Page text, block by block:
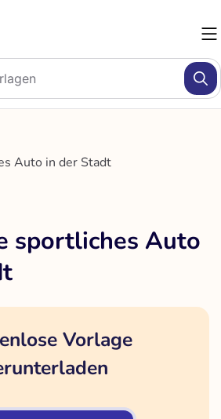
Auto in der Stadt
sportliches Auto
Vorlage